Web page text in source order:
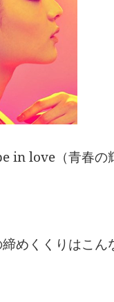
love（青春の
めくくりはこ